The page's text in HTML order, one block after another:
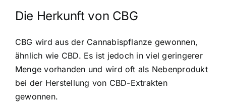
Die Herkunft von CBG
CBG wird aus der Cannabispflanze gewonnen,
ähnlich wie CBD. Es ist jedoch in viel geringerer
Menge vorhanden und wird oft als Nebenprodukt
bei der Herstellung von CBD-Extrakten
gewonnen.